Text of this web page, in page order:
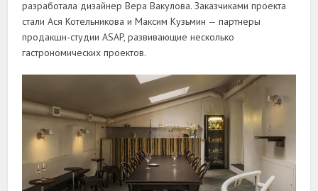
разработала дизайнер Вера Вакулова. Заказчиками проекта
стали Ася Котельникова и Максим Кузьмин — партнеры
продакшн-студии ASAP, развивающие несколько
гастрономических проектов.